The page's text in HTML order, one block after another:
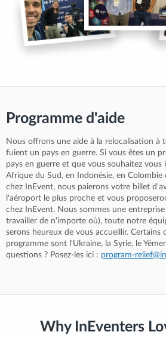
Programme d'aide
Nous offrons une aide à la relocalisation à
fuient un pays en guerre. Si vous êtes un
pays en guerre et que vous souhaitez vous
Afrique du Sud, en Indonésie, en
chez InEvent, nous paierons votre billet
l'aéroport le plus proche et vous
chez InEvent. Nous sommes une
travailler de n'importe où), toute notre
serons heureux de vous accueillir. Certains
programme sont l'Ukraine, la Syrie, le
questions ? Posez-les ici : program-
Why InEventers